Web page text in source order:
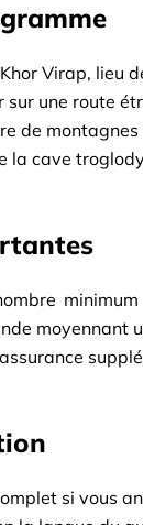
Virap, lieu
sur une route
de
la cave
moyennant
si vous